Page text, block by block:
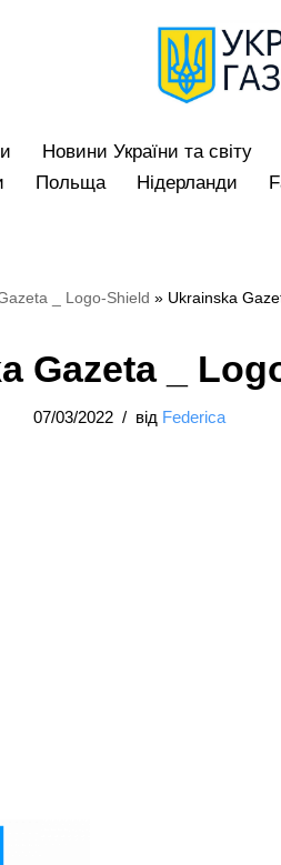
Hовини України та світу
Польща Нідерланди
_ Logo-Shield » Ukrainska
Gazeta _
07/03/2022 від Federica